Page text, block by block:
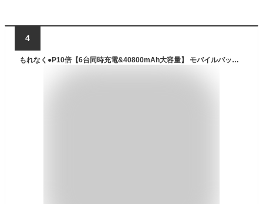
4
もれなく●P10倍【6台同時充電&40800mAh大容量】 モバイルバッテリー 大容量 ソーラー蓄電 PD対応 18W ソーラーチャージャー 急速充電 SCP22.5W 携帯充電器 ソーラー充電器 コンパス付 4本ケーブル内蔵 4way蓄電 LEDライト PSE認証 防災グッズ iPhone iPad Android お中元